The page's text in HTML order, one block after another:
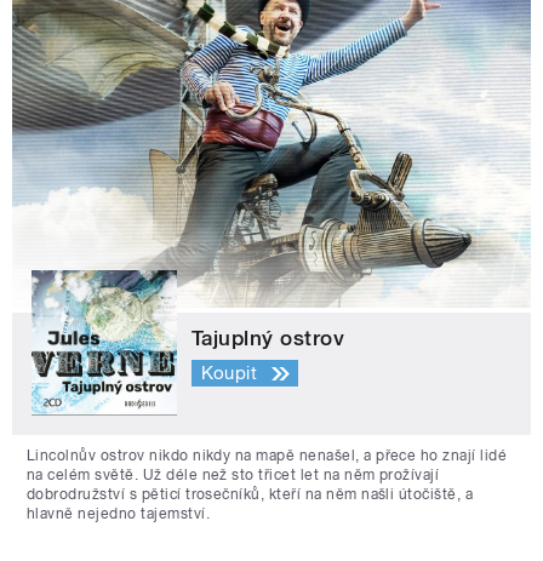
Tajuplný ostrov
Koupit
Lincolnův ostrov nikdo nikdy na mapě nenašel, a přece ho znají lidé
na celém světě. Už déle než sto třicet let na něm prožívají
dobrodružství s pěticí trosečníků, kteří na něm našli útočiště, a
hlavně nejedno tajemství.